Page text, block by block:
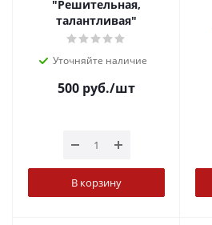
"Решительная,
талантливая"
Уточняйте наличие
500 руб./шт
В корзину